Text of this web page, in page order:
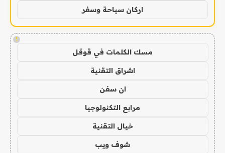
اركان سياحة وسفر
!
مسك الكلمات في قوقل
اشراق التقنية
ان سفن
مرابع التكنولوجيا
خيال التقنية
شوف ويب